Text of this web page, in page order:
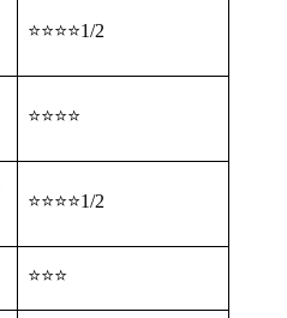
⭐⭐⭐⭐1/2
⭐⭐⭐⭐
⭐⭐⭐⭐1/2
⭐⭐⭐